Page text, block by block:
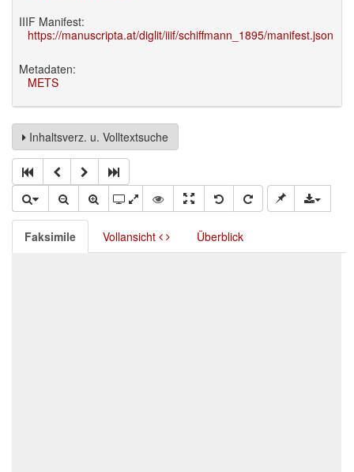
IIIF Manifest:
https://manuscripta.at/diglit/iiif/schiffmann_1895/manifest.json
Metadaten:
METS
Inhaltsverz. u. Volltextsuche
Faksimile Vollansicht Überblick